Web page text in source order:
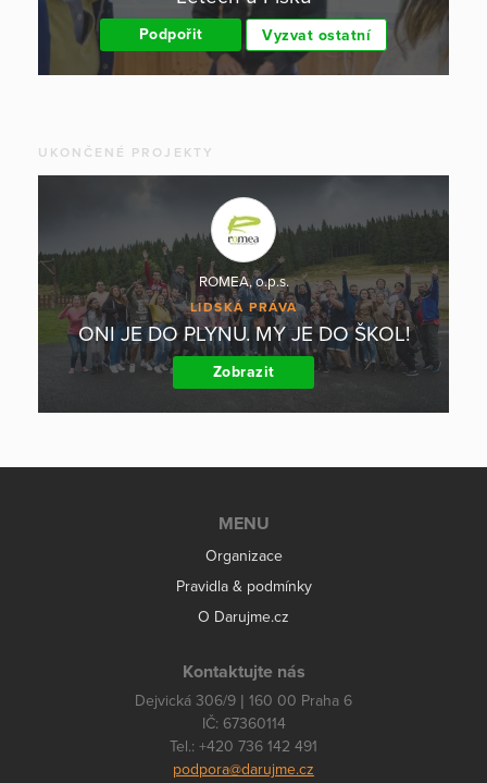
Podpořit Vyzvat ostatní
UKONČENÉ PROJEKTY
ROMEA, o.p.s.
LIDSKÁ PRÁVA
ONI JE DO PLYNU. MY JE DO ŠKOL!
Zobrazit
MENU
Organizace
Pravidla & podmínky
O Darujme.cz
Kontaktujte nás
Dejvická 306/9 | 160 00 Praha 6
IČ: 67360114
Tel.: +420 736 142 491
podpora@darujme.cz